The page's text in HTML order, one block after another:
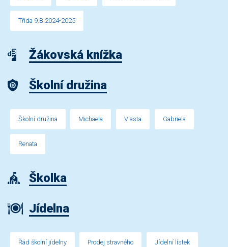
Třída 9.B 2024-2025
Žákovská knížka
Školní družina
Školní družina Michaela Vlasta Gabriela
Renata
Školka
Jídelna
Řád školní jídelny Prodej stravného Jídelní lístek